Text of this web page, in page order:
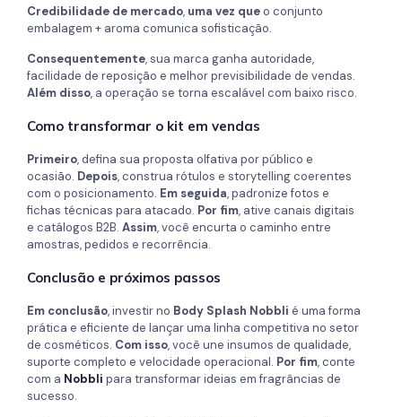
Credibilidade de mercado, uma vez queo conjunto
embalagem + aroma comunica sofisticação.
Consequentemente, sua marca ganha autoridade,
facilidade de reposição e melhor previsibilidade de vendas.
Além disso, a operação se torna escalável com baixo risco.
Como transformar o kit em vendas
Primeiro, defina sua proposta olfativa por público e
ocasião. Depois, construa rótulos e storytelling coerentes
com o posicionamento. Em seguida, padronize fotos e
fichas técnicas para atacado. Por fim, ative canais digitais
e catálogos B2B. Assim, você encurta o caminho entre
amostras, pedidos e recorrência.
Conclusão e próximos passos
Em conclusão, investir no Body Splash Nobbli é uma forma
prática e eficiente de lançar uma linha competitiva no setor
de cosméticos. Com isso, você une insumos de qualidade,
suporte completo e velocidade operacional. Por fim, conte
com a Nobbli para transformar ideias em fragrâncias de
sucesso.